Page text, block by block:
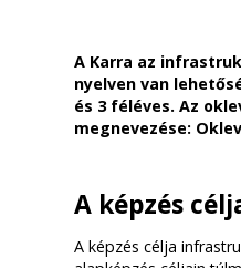
A Karra az
nyelven van
és 3 féléves. Az
megnevezése:
A képzés
A képzés célja